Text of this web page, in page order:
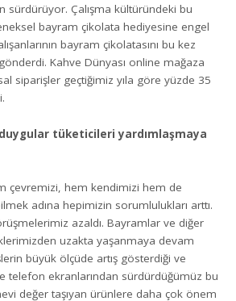
sürdürüyor. Çalışma kültüründeki bu
bayram çikolata hediyesine engel
bayram çikolatasını bu kez
gönderdi. Kahve Dünyası online mağaza
siparişler geçtiğimiz yıla göre yüzde 35
tüketicileri yardımlaşmaya
çevremizi, hem kendimizi hem de
adına hepimizin sorumlulukları arttı.
azaldı. Bayramlar ve diğer
uzakta yaşanmaya devam
büyük ölçüde artış gösterdiği ve
telefon ekranlarından sürdürdüğümüz bu
değer taşıyan ürünlere daha çok önem